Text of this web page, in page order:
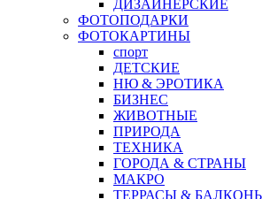
ДИЗАЙНЕРСКИЕ
ФОТОПОДАРКИ
ФОТОКАРТИНЫ
спорт
ДЕТСКИЕ
НЮ & ЭРОТИКА
БИЗНЕС
ЖИВОТНЫЕ
ПРИРОДА
ТЕХНИКА
ГОРОДА & СТРАНЫ
МАКРО
ТЕРРАСЫ &